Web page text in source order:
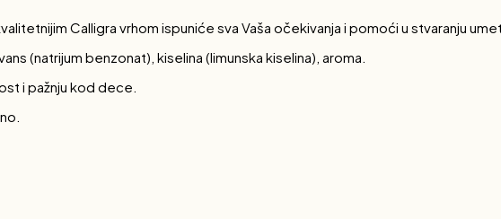
Calligra vrhom ispuniće sva Vaša očekivanja i pomoći u stvaranju
(natrijum benzonat), kiselina (limunska kiselina), aroma.
i pažnju kod dece.